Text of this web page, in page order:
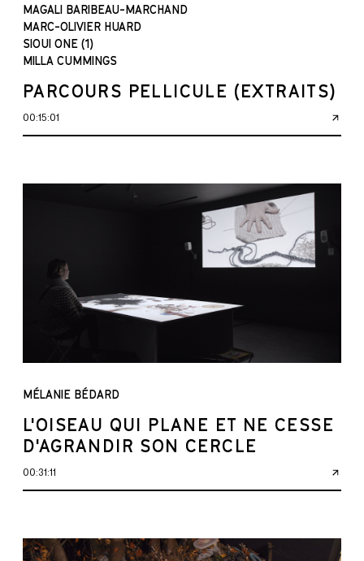
MAGALI BARIBEAU-MARCHAND
MARC-OLIVIER HUARD
SIOUI ONE (1)
MILLA CUMMINGS
PARCOURS PELLICULE (EXTRAITS)
00:15:01
MÉLANIE BÉDARD
L'OISEAU QUI PLANE ET NE CESSE
D'AGRANDIR SON CERCLE
00:31:11